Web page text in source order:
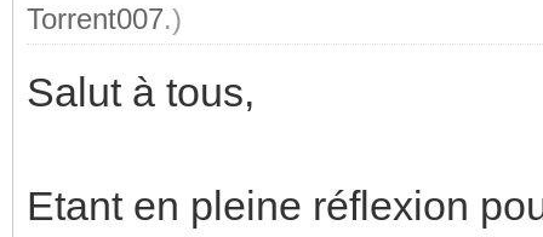
Torrent007.)
Salut à tous,
Etant en pleine réflexion